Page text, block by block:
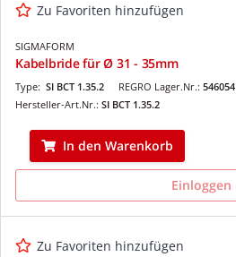
Zu Favoriten hinzufügen
SIGMAFORM
Kabelbride für Ø 31 - 35mm
REGRO Lager.Nr.: 546054
Type: SI BCT 1.35.2
Hersteller-Art.Nr.: SI BCT 1.35.2
In den Warenkorb
Einloggen
Zu Favoriten hinzufügen